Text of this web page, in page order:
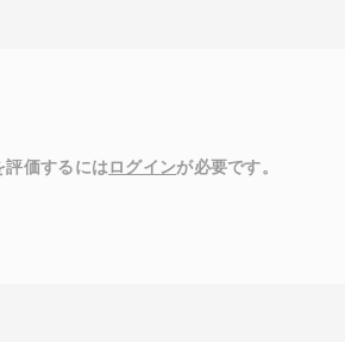
評価するにはログインが必要です。